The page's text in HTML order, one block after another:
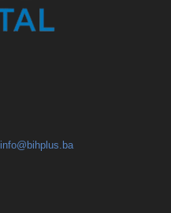
info@bihplus.ba